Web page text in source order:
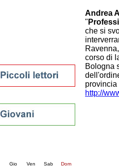
Andrea
"
che si
corso di
Bologna
http://
Gio Ven Sab
Dom